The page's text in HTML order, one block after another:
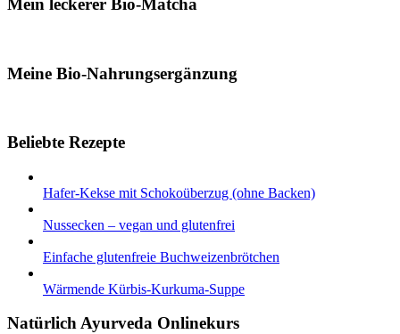
Mein leckerer Bio-Matcha
Meine Bio-Nahrungsergänzung
Beliebte Rezepte
Hafer-Kekse mit Schokoüberzug (ohne Backen)
Nussecken – vegan und glutenfrei
Einfache glutenfreie Buchweizenbrötchen
Wärmende Kürbis-Kurkuma-Suppe
Natürlich Ayurveda Onlinekurs